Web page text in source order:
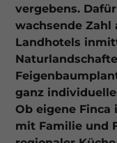
vergebens.
wachsende Zahl
Landhotels
ganz
Ob eigene
mit Familie und